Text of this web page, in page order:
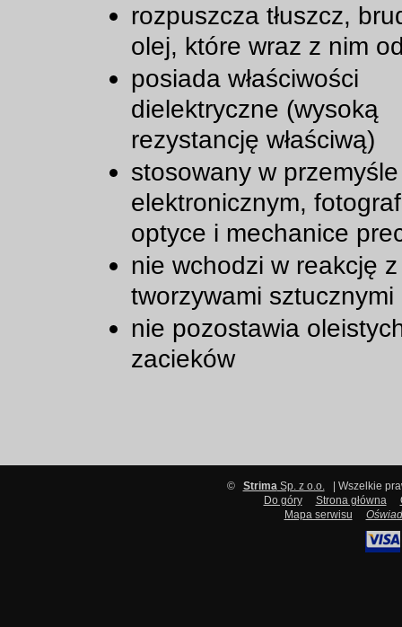
rozpuszcza tłuszcz,
olej, które wraz z nim
posiada właściwości
dielektryczne (wysoką
rezystancję właściwą)
stosowany w przemyśle
elektronicznym,
optyce i mechanice
nie wchodzi w reakcję z
tworzywami sztucznymi
nie pozostawia
zacieków
© StrimaSp. z o.o.
| Wszelkie
Do góry
Strona główna
Mapa serwisu